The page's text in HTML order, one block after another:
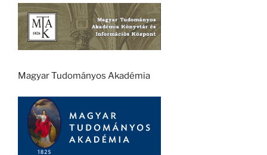
Magyar Tudományos Akadémia